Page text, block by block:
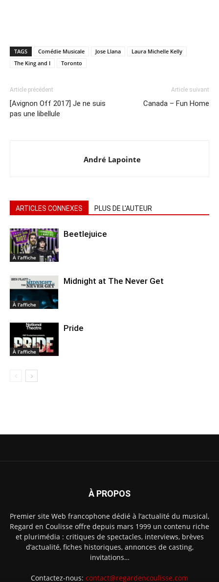
TAGS Comédie Musicale Jose Llana
Laura Michelle Kelly
The King and I
Toronto
Article précédent
[Avignon Off 2017] Je ne suis
pas une libellule
Article suivant
Canada – Fun Home
André Lapointe
ARTICLES CONNEXES PLUS DE L'AUTEUR
À l'affiche
Beetlejuice
À l'affiche
Midnight at The Never Get
À l'affiche
Pride
À PROPOS
Premier site Web francophone dédié à l’actualité du musical,
Regard en Coulisse offre depuis mars 1999 un contenu riche
et plurimédia : critiques de spectacles, interviews, brèves
d’actualité, fiches historiques, annonces de casting,
invitations…
Contactez-nous: contact@regardencoulisse.com